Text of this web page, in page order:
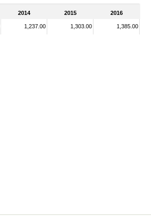
2014 2015 2016
1,237.00 1,303.00 1,385.00